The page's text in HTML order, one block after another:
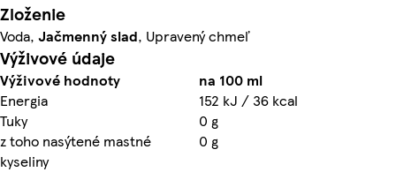
Zloženie
Voda, Jačmenný slad, Upravený chmeľ
Výživové údaje
Výživové hodnoty
na 100 ml
Energia
152 kJ / 36 kcal
Tuky
0 g
z toho nasýtené mastné
kyseliny
0 g